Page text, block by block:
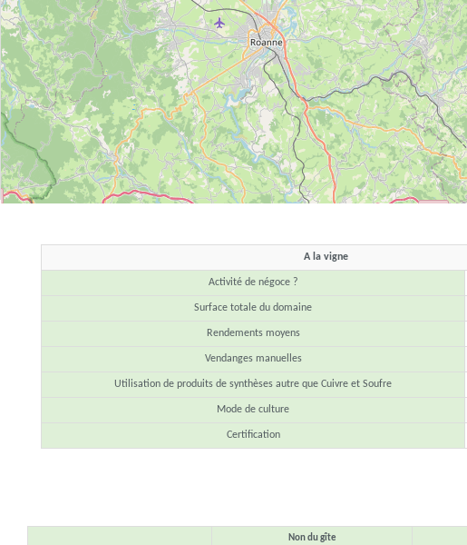
A la vigne
Activité de négoce ?
Surface totale du domaine
Rendements moyens
Vendanges manuelles
Utilisation de produits de synthèses autre que Cuivre et Soufre
Mode de culture
Certification
Non du gîte